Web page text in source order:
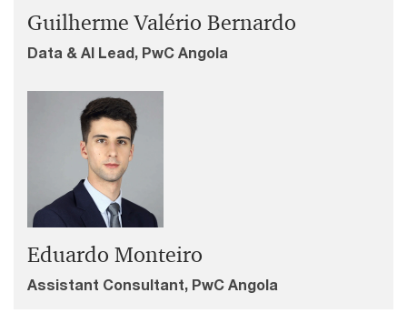
Guilherme Valério Bernardo
Data & AI Lead, PwC Angola
Eduardo Monteiro
Assistant Consultant, PwC Angola